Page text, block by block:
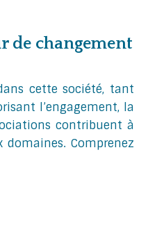
de changement
cette société, tant
l’engagement, la
contribuent à
Comprenez